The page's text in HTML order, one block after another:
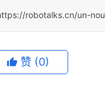
robotalks.cn/un-
赞 (0)